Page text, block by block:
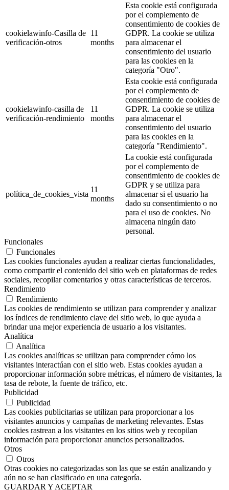
cookielawinfo-Casilla de
verificación-otros
11
months
Esta cookie está configurada
por el complemento de
consentimiento de cookies de
GDPR. La cookie se utiliza
para almacenar el
consentimiento del usuario
para las cookies en la
categoría "Otro".
cookielawinfo-casilla de
verificación-rendimiento
11
months
Esta cookie está configurada
por el complemento de
consentimiento de cookies de
GDPR. La cookie se utiliza
para almacenar el
consentimiento del usuario
para las cookies en la
categoría "Rendimiento".
política_de_cookies_vista
11
months
La cookie está configurada
por el complemento de
consentimiento de cookies de
GDPR y se utiliza para
almacenar si el usuario ha
dado su consentimiento o no
para el uso de cookies. No
almacena ningún dato
personal.
Funcionales
Funcionales
Las cookies funcionales ayudan a realizar ciertas funcionalidades,
como compartir el contenido del sitio web en plataformas de redes
sociales, recopilar comentarios y otras características de terceros.
Rendimiento
Rendimiento
Las cookies de rendimiento se utilizan para comprender y analizar
los índices de rendimiento clave del sitio web, lo que ayuda a
brindar una mejor experiencia de usuario a los visitantes.
Analítica
Analítica
Las cookies analíticas se utilizan para comprender cómo los
visitantes interactúan con el sitio web. Estas cookies ayudan a
proporcionar información sobre métricas, el número de visitantes, la
tasa de rebote, la fuente de tráfico, etc.
Publicidad
Publicidad
Las cookies publicitarias se utilizan para proporcionar a los
visitantes anuncios y campañas de marketing relevantes. Estas
cookies rastrean a los visitantes en los sitios web y recopilan
información para proporcionar anuncios personalizados.
Otros
Otros
Otras cookies no categorizadas son las que se están analizando y
aún no se han clasificado en una categoría.
GUARDAR Y ACEPTAR